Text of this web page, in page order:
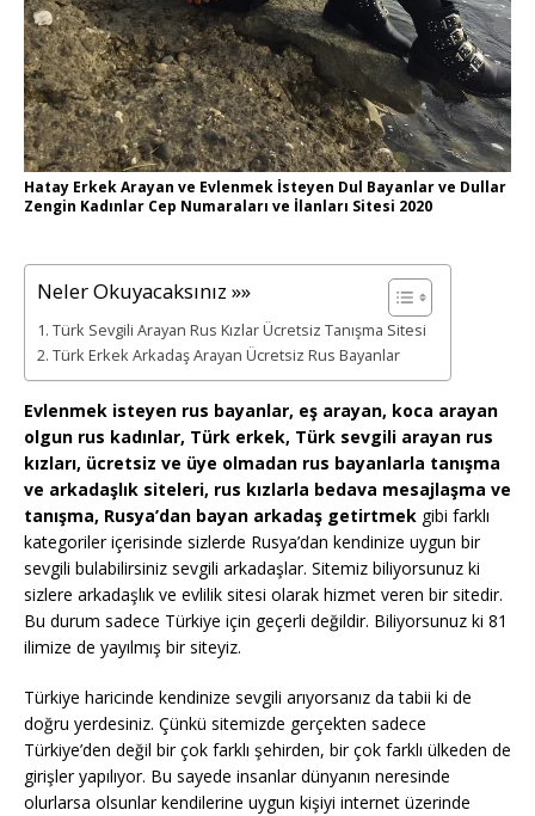
Hatay Erkek Arayan ve Evlenmek İsteyen Dul Bayanlar ve Dullar
Zengin Kadınlar Cep Numaraları ve İlanları Sitesi 2020
Neler Okuyacaksınız »»
Türk Sevgili Arayan Rus Kızlar Ücretsiz Tanışma Sitesi
Türk Erkek Arkadaş Arayan Ücretsiz Rus Bayanlar
Evlenmek isteyen rus bayanlar, eş arayan, koca arayan
olgun rus kadınlar, Türk erkek, Türk sevgili arayan rus
kızları, ücretsiz ve üye olmadan rus bayanlarla tanışma
ve arkadaşlık siteleri, rus kızlarla bedava mesajlaşma ve
tanışma, Rusya’dan bayan arkadaş getirtmek gibi farklı
kategoriler içerisinde sizlerde Rusya’dan kendinize uygun bir
sevgili bulabilirsiniz sevgili arkadaşlar. Sitemiz biliyorsunuz ki
sizlere arkadaşlık ve evlilik sitesi olarak hizmet veren bir sitedir.
Bu durum sadece Türkiye için geçerli değildir. Biliyorsunuz ki 81
ilimize de yayılmış bir siteyiz.
Türkiye haricinde kendinize sevgili arıyorsanız da tabii ki de
doğru yerdesiniz. Çünkü sitemizde gerçekten sadece
Türkiye’den değil bir çok farklı şehirden, bir çok farklı ülkeden de
girişler yapılıyor. Bu sayede insanlar dünyanın neresinde
olurlarsa olsunlar kendilerine uygun kişiyi internet üzerinde